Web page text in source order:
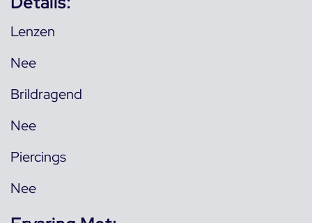
Lenzen
Nee
Brildragend
Nee
Piercings
Nee